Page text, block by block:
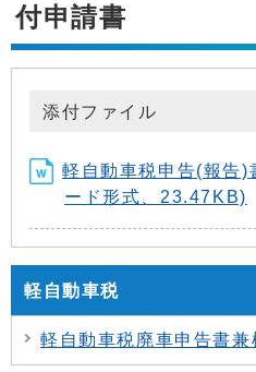
付申請書
添付ファイル
軽自動車税申告(報告)
ード形式、23.47KB)
軽自動車税
軽自動車税廃車申告書兼